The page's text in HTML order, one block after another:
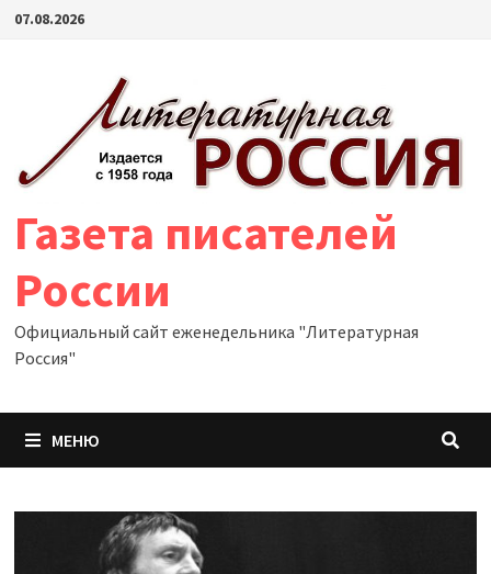
Перейти
07.08.2026
Газета писателей
России
Официальный сайт еженедельника "Литературная
Россия"
МЕНЮ